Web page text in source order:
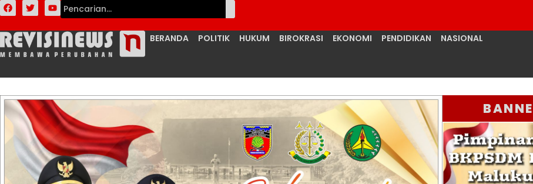
BERANDA POLITIK HUKUM BIROKRASI EKONOMI PENDIDIKAN NASIONAL